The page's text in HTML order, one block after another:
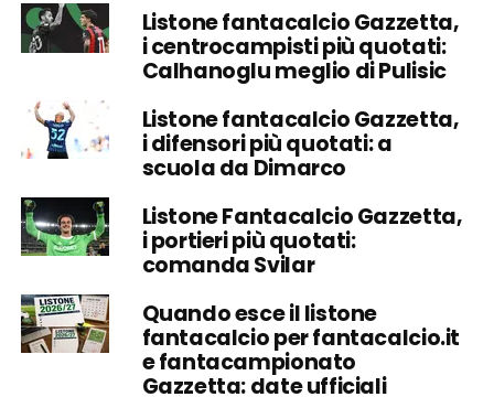
Listone fantacalcio Gazzetta,
i centrocampisti più quotati:
Calhanoglu meglio di Pulisic
Listone fantacalcio Gazzetta,
i difensori più quotati: a
scuola da Dimarco
Listone Fantacalcio Gazzetta,
i portieri più quotati:
comanda Svilar
Quando esce il listone
fantacalcio per fantacalcio.it
e fantacampionato
Gazzetta: date ufficiali